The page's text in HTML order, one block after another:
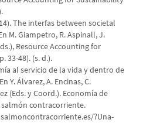
The interfas between societal
M. Giampetro, R. Aspinall, J.
Resource Accounting for
33-48). (s. d.).
al servicio de la vida y dentro de
Y. Álvarez, A. Encinas, C.
(Eds. y Coord.). Economía de
salmón contracorriente.
?Una-